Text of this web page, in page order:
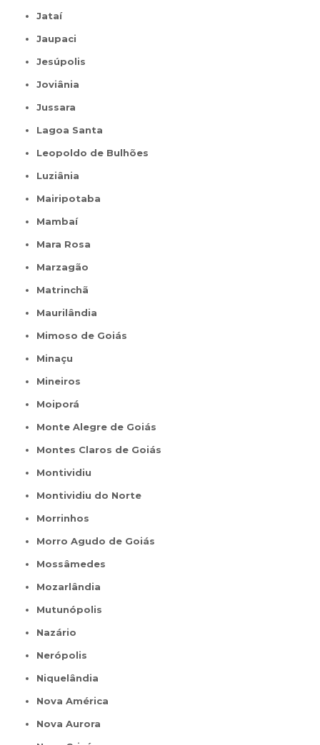
Jataí
Jaupaci
Jesúpolis
Joviânia
Jussara
Lagoa Santa
Leopoldo de Bulhões
Luziânia
Mairipotaba
Mambaí
Mara Rosa
Marzagão
Matrinchã
Maurilândia
Mimoso de Goiás
Minaçu
Mineiros
Moiporá
Monte Alegre de Goiás
Montes Claros de Goiás
Montividiu
Montividiu do Norte
Morrinhos
Morro Agudo de Goiás
Mossâmedes
Mozarlândia
Mutunópolis
Nazário
Nerópolis
Niquelândia
Nova América
Nova Aurora